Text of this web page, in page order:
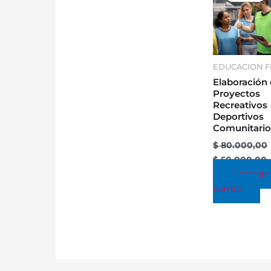
EDUCACION
Elaboración
Proyectos
Recreativos
Deportivos
$80.000,00
$ 80.000,00.
$50.000,00
Agregar
carrito